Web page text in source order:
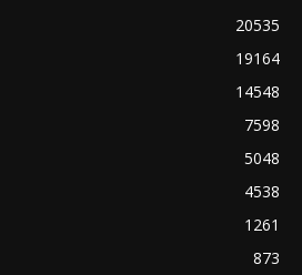
20535
19164
14548
7598
5048
4538
1261
873